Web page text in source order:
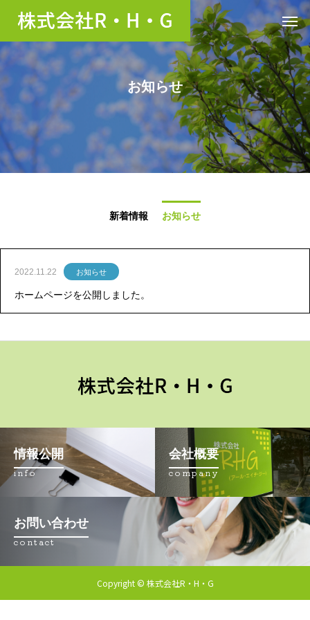
お知らせ
新着情報 お知らせ
2022.11.22 お知らせ
ホームページを公開しました。
情報公開
info
会社概要
company
お問い合わせ
contact
Copyright © 株式会社R・H・G